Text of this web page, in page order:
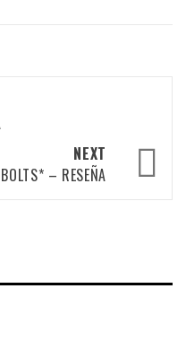
NEXT
– RESEÑA